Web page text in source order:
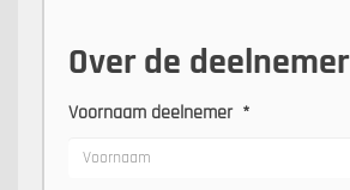
Over de deelnemer
Voornaam deelnemer *